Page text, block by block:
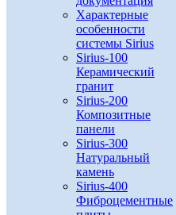
Характерные
особенности
системы Sirius
Sirius-100
Керамический
гранит
Sirius-200
Композитные
панели
Sirius-300
Натуральный
камень
Sirius-400
Фиброцементные